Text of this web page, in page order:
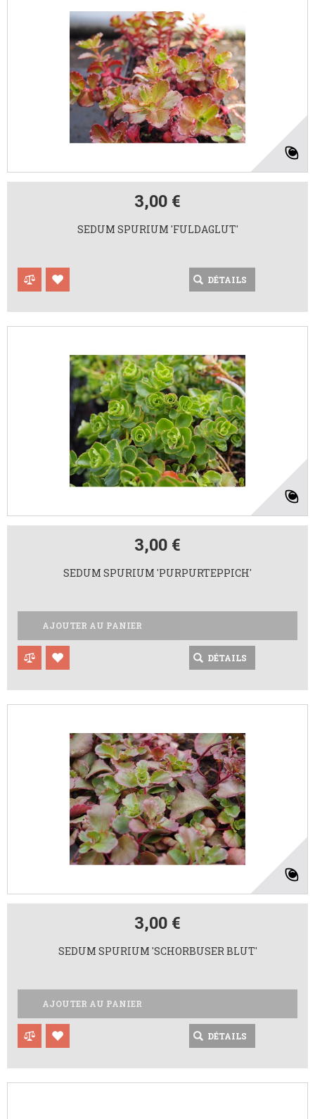
3,00 €
SEDUM SPURIUM 'FULDAGLUT'
DÉTAILS
3,00 €
SEDUM SPURIUM 'PURPURTEPPICH'
AJOUTER AU PANIER
DÉTAILS
3,00 €
SEDUM SPURIUM 'SCHORBUSER BLUT'
AJOUTER AU PANIER
DÉTAILS